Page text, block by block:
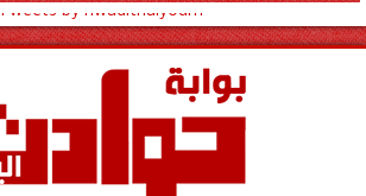
Tweets by hwadithalyoum